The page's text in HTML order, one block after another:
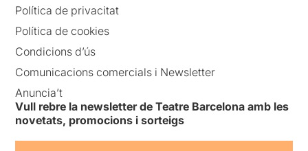
Política de privacitat
Política de cookies
Condicions d’ús
Comunicacions comercials i Newsletter
Anuncia’t
Vull rebre la newsletter de Teatre Barcelona amb les
novetats, promocions i sorteigs